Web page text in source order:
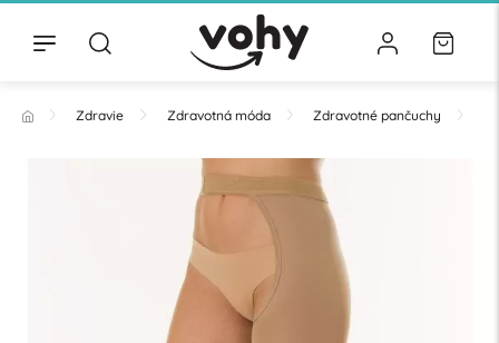
Zdravie Zdravotná móda Zdravotné pančuchy